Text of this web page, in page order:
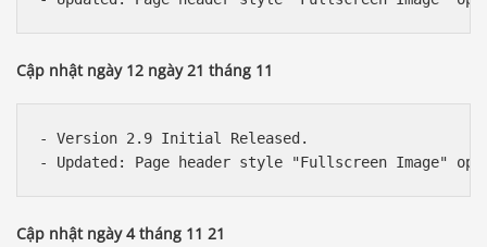
Cập nhật ngày 12 ngày 21 tháng 11
- Version 2.9 Initial Released.
Cập nhật ngày 4 tháng 11 21